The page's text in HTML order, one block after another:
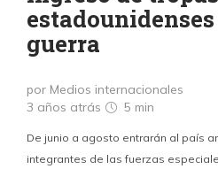
guerra
por Medios internacionales
3 años atrás
5 min
De junio a agosto entrarán al país
integrantes de las fuerzas